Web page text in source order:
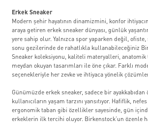
Erkek Sneaker
Modern şehir hayatının dinamizmini, konfor
araya getiren erkek sneaker dünyası, günlük
yere sahip olur. Yalnızca spor yaparken değil, ofiste,
sonu gezilerinde de rahatlıkla kullanabileceğiniz
Sneaker koleksiyonu, kaliteli materyalleri, anatomik
meydan okuyan tasarımları ile öne çıkar. Farklı
seçenekleriyle her zevke ve ihtiyaca yönelik
Günümüzde erkek sneaker, sadece bir ayakkabıdan
kullanıcıların yaşam tarzını yansıtıyor. Hafiflik,
ergonomik taban gibi özellikler sayesinde, gün
erkeklerin ilk tercihi oluyor. Birkenstock’un özenle